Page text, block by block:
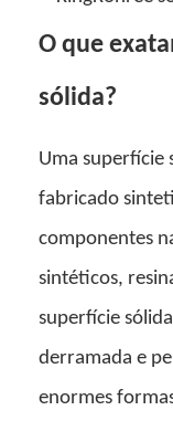
O que
sólida?
Uma superfície
fabricado
componentes
sintéticos,
superfície
derramada e
enormes